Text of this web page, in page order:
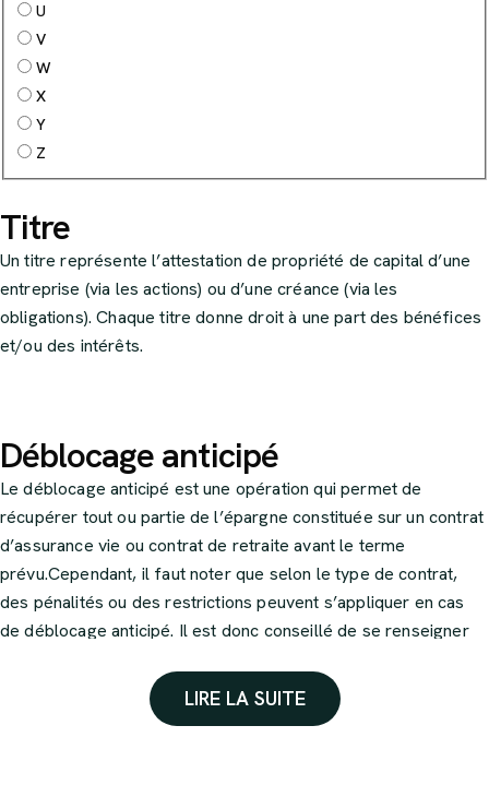
U
V
W
X
Y
Z
Titre
Un titre représente l’attestation de propriété de capital d’une
entreprise (via les actions) ou d’une créance (via les
obligations). Chaque titre donne droit à une part des bénéfices
et/ou des intérêts.
Déblocage anticipé
Le déblocage anticipé est une opération qui permet de
récupérer tout ou partie de l’épargne constituée sur un contrat
d’assurance vie ou contrat de retraite avant le terme
prévu.Cependant, il faut noter que selon le type de contrat,
des pénalités ou des restrictions peuvent s’appliquer en cas
de déblocage anticipé. Il est donc conseillé de se renseigner
avant de procéder à un déblocage anticipé.
LIRE LA SUITE